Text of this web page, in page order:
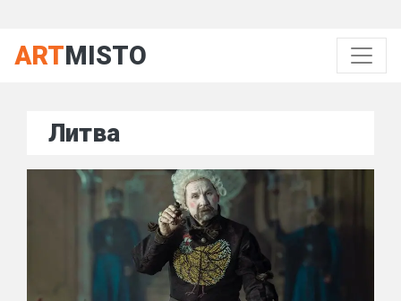
ARTMISTO
Литва